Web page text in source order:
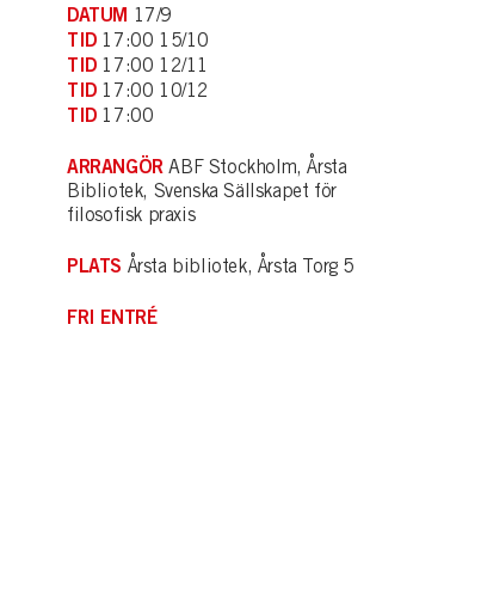
DATUM 17/9
TID17:00 15/10
TID17:00 12/11
TID17:00 10/12
TID17:00
ARRANGÖR ABF Stockholm, Årsta
Bibliotek, Svenska Sällskapet för
filosofisk praxis
PLATS Årsta bibliotek, Årsta Torg 5
FRI ENTRÉ